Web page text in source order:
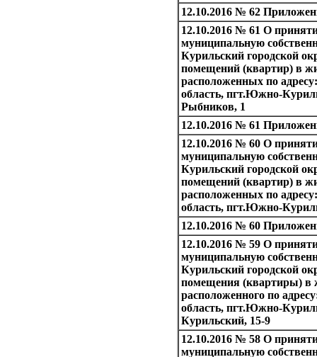
12.10.2016 № 62
12.10.2016 № 61 О
муниципальную
Курильский городской
помещений (квартир) в
расположенных по
область, пгт.Южно-
Рыбников, 1
12.10.2016 № 61
12.10.2016 № 60 О
муниципальную
Курильский городской
помещений (квартир) в
расположенных по
область, пгт.Южно-
12.10.2016 № 60
12.10.2016 № 59 О
муниципальную
Курильский городской
помещения (квартиры) в
расположенного по
область, пгт.Южно-
Курильский, 15-9
12.10.2016 № 58 О
муниципальную